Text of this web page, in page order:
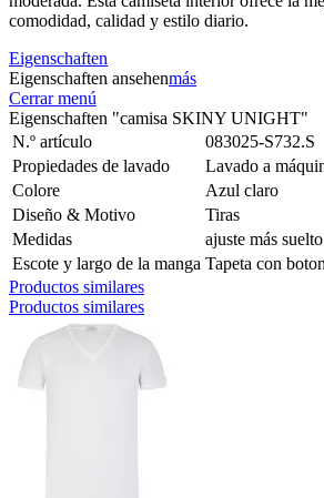
comodidad, calidad y estilo diario.
Eigenschaften
Eigenschaften ansehenmás
Cerrar menú
Eigenschaften "camisa SKINY UNIGHT"
N.º artículo
083025-S732.S
Propiedades de lavado
Lavado a
Colore
Azul claro
Diseño & Motivo
Tiras
Medidas
ajuste más suelto
Escote y largo de la manga Tapeta con
Productos similares
Productos similares